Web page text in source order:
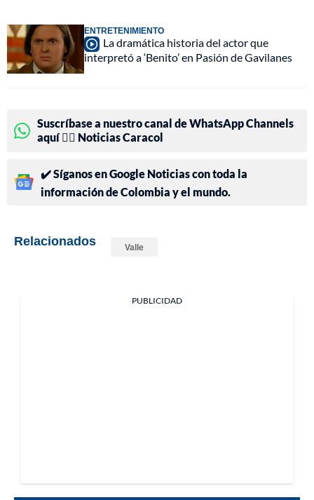
ENTRETENIMIENTO
La dramática historia del actor que
interpretó a ‘Benito’ en Pasión de Gavilanes
Suscríbase a nuestro canal de WhatsApp Channels
aquí 👉🏻 Noticias Caracol
✔️ Síganos en Google Noticias con toda la
información de Colombia y el mundo.
Relacionados Valle
PUBLICIDAD